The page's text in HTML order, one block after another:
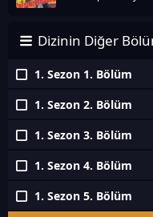
Dizinin Diğer
1. Sezon 1. Bölüm
1. Sezon 2. Bölüm
1. Sezon 3. Bölüm
1. Sezon 4. Bölüm
1. Sezon 5. Bölüm